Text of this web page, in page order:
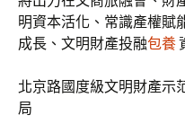
明資本活化、常識產權賦
成長、文明財產投融包養
北京路國度級文明財產示
局